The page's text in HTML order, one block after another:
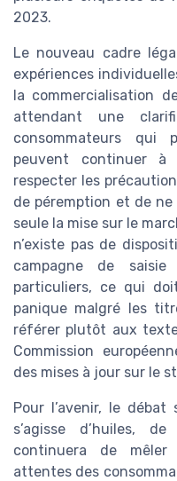
2023.
Le nouveau cadre
expériences
la commercialisation
attendant une
consommateurs qui
peuvent continuer
respecter les
de péremption et de
seule la mise sur le
n’existe pas de
campagne de
particuliers, ce qui
panique malgré les
référer plutôt aux
Commission
des mises à jour sur le
Pour l’avenir, le
s’agisse d’huiles,
continuera de
attentes des